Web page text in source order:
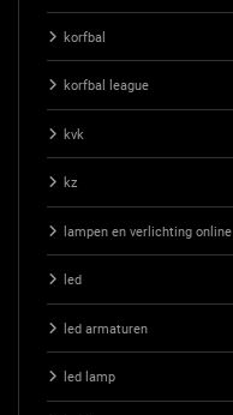
korfbal
korfbal league
kvk
kz
lampen en verlichting online
led
led armaturen
led lamp